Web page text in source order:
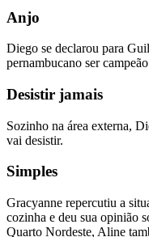
Anjo
Diego se declarou para
pernambucano ser
Desistir jamais
Sozinho na área externa,
vai desistir.
Simples
Gracyanne repercutiu a
cozinha e deu sua opinião
Quarto Nordeste, Aline